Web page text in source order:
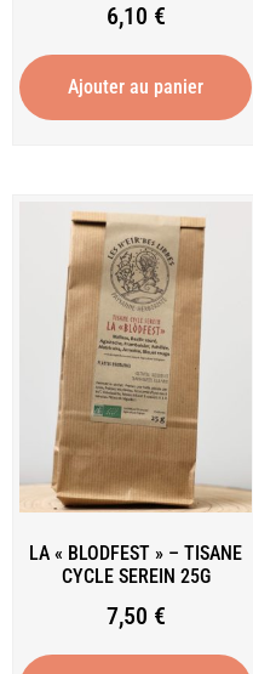
6,10 €
Ajouter au panier
LA « BLODFEST » – TISANE
CYCLE SEREIN 25G
7,50 €